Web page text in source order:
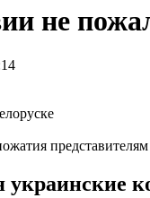
не
представителям